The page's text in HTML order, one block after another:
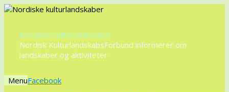
Nordiske kulturlandskaber
Nordisk KulturlandskabsForbund informerer om
landskaber og aktiviteter
Menu